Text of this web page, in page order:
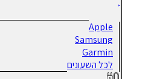
Apple
Samsung
Garmin
לכל השעונים